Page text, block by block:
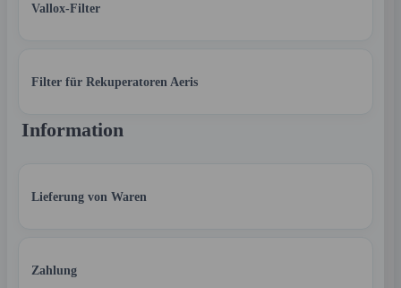
Vallox-Filter
Filter für Rekuperatoren Aeris
Information
Lieferung von Waren
Zahlung